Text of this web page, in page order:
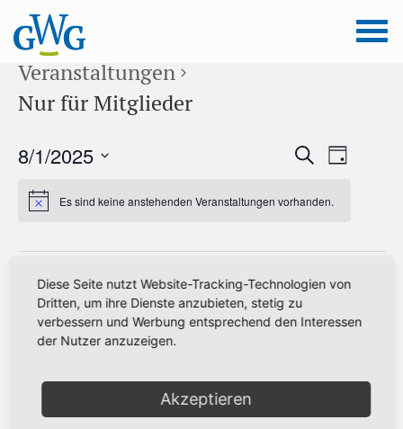
Veranstaltungen
Nur für Mitglieder
und
Suche
Ansichten-
Tag
8/1/2025
wählen. Es sind keine anstehenden Veranstaltungen vorhanden.
Vorheriger Tag Nächster Tag
Kalender abonnieren
Diese Seite nutzt Website-Tracking-Technologien von
Dritten, um ihre Dienste anzubieten, stetig zu
verbessern und Werbung entsprechend den Interessen
der Nutzer anzuzeigen.
Akzeptieren